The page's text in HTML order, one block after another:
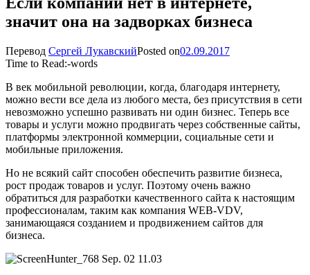
значит она на задворках бизнеса
Перевод Сергей ЛукавскийPosted on02.09.2017
Time to Read:-words
В век мобильной революции, когда, благодаря интернету,
можно вести все дела из любого места, без присутствия в сети
невозможно успешно развивать ни один бизнес. Теперь все
товары и услуги можно продвигать через собственные сайты,
платформы электронной коммерции, социальные сети и
мобильные приложения.
Но не всякий сайт способен обеспечить развитие бизнеса,
рост продаж товаров и услуг. Поэтому очень важно
обратиться для разработки качественного сайта к настоящим
профессионалам, таким как компания WEB-VDV,
занимающаяся созданием и продвижением сайтов для
бизнеса.